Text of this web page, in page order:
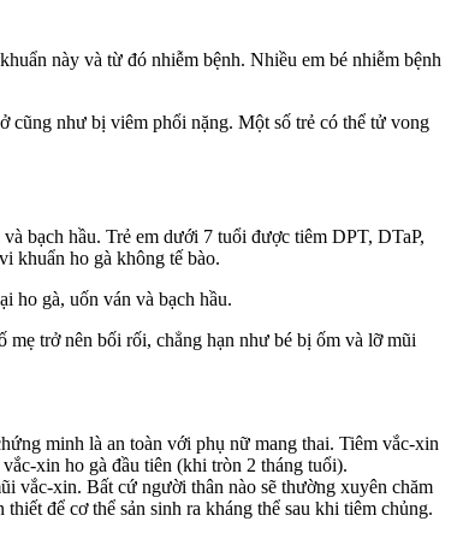
này và từ đó nhiễm bệnh. Nhiều em bé nhiễm bệnh
cũng như bị viêm phổi nặng. Một số trẻ có thể tử vong
bạch hầu. Trẻ em dưới 7 tuổi được tiêm DPT, DTaP,
khuẩn ho gà không tế bào.
ho gà, uốn ván và bạch hầu.
mẹ trở nên bối rối, chẳng hạn như bé bị ốm và lỡ mũi
minh là an toàn với phụ nữ mang thai. Tiêm vắc-xin
xin ho gà đầu tiên (khi tròn 2 tháng tuổi).
vắc-xin. Bất cứ người thân nào sẽ thường xuyên chăm
để cơ thể sản sinh ra kháng thể sau khi tiêm chủng.